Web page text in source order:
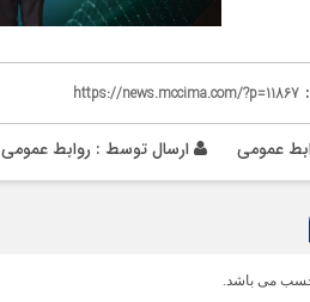
https://news.mccima.com/?p=11867
عمومی ارسال توسط : روابط عمومی
می باشد.